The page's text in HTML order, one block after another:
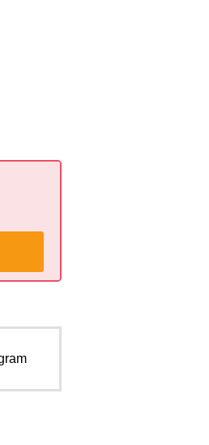
ウで開きます。